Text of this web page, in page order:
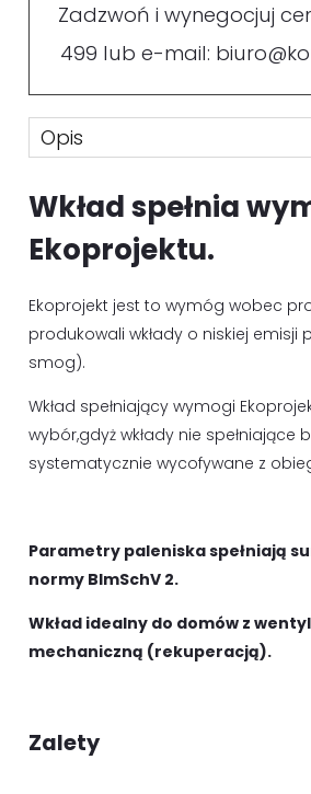
Zadzwoń i wynegocjuj
499 lub e-mail:
Opis
Wkład spełnia
Ekoprojektu.
Ekoprojekt jest to wymóg wobec
produkowali wkłady o niskiej emisji
smog).
Wkład spełniający wymogi
wybór,gdyż wkłady nie spełniające
systematycznie wycofywane z
Parametry paleniska spełniają
normy BImSchV 2.
Wkład idealny do domów z
mechaniczną (rekuperacją).
Zalety